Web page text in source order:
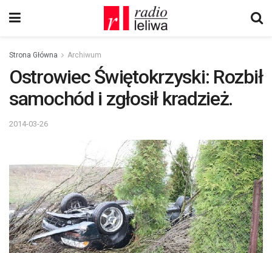
Strona Główna Archiwum
Ostrowiec Świętokrzyski: Rozbił
samochód i zgłosił kradzież.
2014-03-26